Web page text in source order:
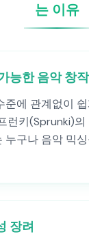
는 이유
능한 음악 창작
준에 관계없이
런키(Sprunki)
누구나 음악 믹
장려